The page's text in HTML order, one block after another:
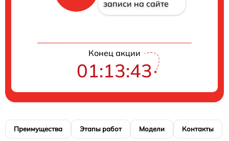
записи на сайте
Конец акции
01:13:42
Преимущества Этапы работ Модели Контакты